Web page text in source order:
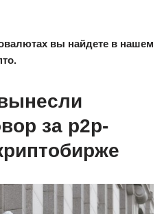
вы найдете в нашем
за p2p-